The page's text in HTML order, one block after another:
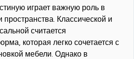
играет важную роль в
пространства. Классической и
считается
которая легко сочетается с
мебели. Однако в